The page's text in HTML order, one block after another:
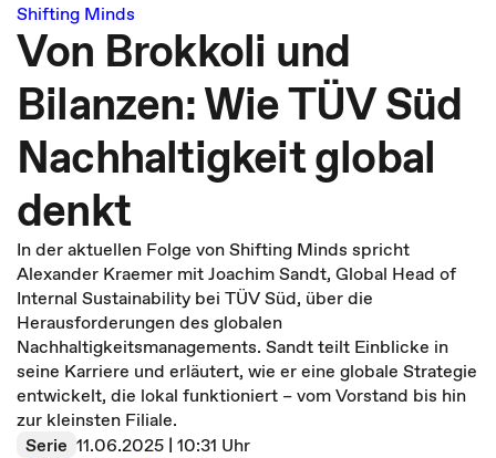
Shifting Minds
Von Brokkoli und
Bilanzen: Wie TÜV Süd
Nachhaltigkeit global
denkt
In der aktuellen Folge von Shifting Minds spricht
Alexander Kraemer mit Joachim Sandt, Global Head of
Internal Sustainability bei TÜV Süd, über die
Herausforderungen des globalen
Nachhaltigkeitsmanagements. Sandt teilt Einblicke in
seine Karriere und erläutert, wie er eine globale Strategie
entwickelt, die lokal funktioniert – vom Vorstand bis hin
zur kleinsten Filiale.
Serie 11.06.2025 | 10:31 Uhr